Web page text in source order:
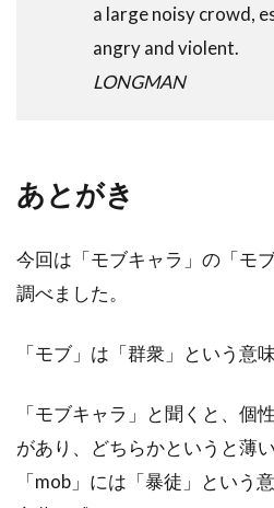
a large noisy crowd,
angry and violent.
LONGMAN
あとがき
今回は「モブキャラ」の「モ
調べました。
「モブ」は「群衆」という意
「モブキャラ」と聞くと、個
があり、どちらかというと薄
「mob」には「暴徒」という